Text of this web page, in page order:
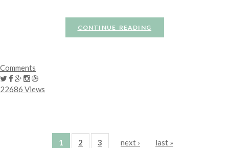
CONTINUE READING
Comments
22686 Views
1 2 3 next › last »